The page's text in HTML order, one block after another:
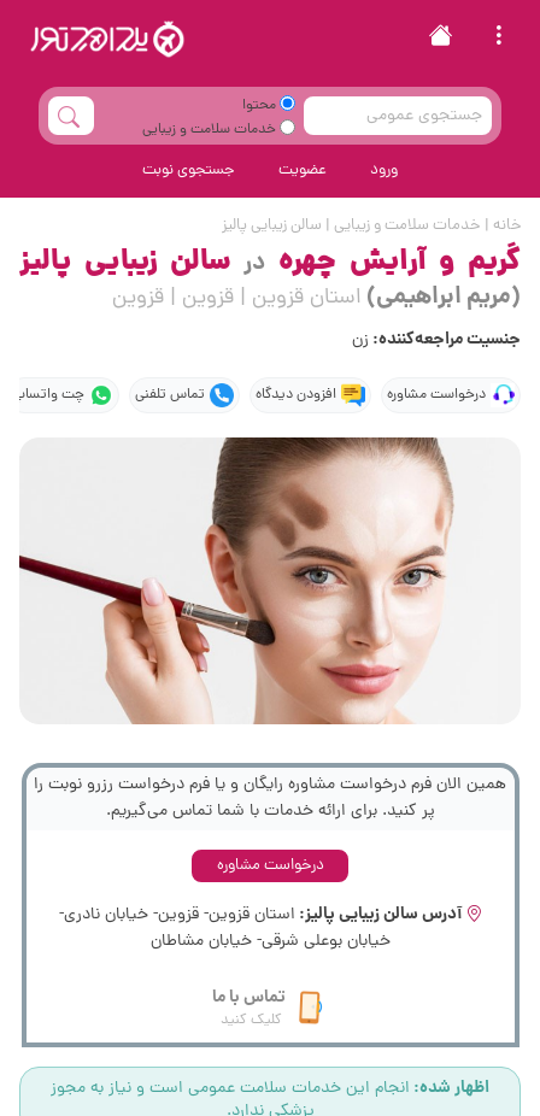
محتوا
خدمات سلامت و زیبایی
ورود عضویت جستجوی نوبت
خانه | خدمات سلامت و زیبایی | سالن زیبایی پالیز
گریم و آرایش چهره در سالن زیبایی پالیز
(مریم ابراهیمی) استان قزوین | قزوین | قزوین
جنسیت مراجعه‌کننده: زن
درخواست مشاوره افزودن دیدگاه تماس تلفنی چت واتساپ
همین الان فرم درخواست مشاوره رایگان و یا فرم درخواست رزرو نوبت را
پر کنید. برای ارائه خدمات با شما تماس می‌گیریم.
درخواست مشاوره
آدرس سالن زیبایی پالیز: استان قزوین- قزوین- خیابان نادری-
خیابان بوعلی شرقی- خیابان مشاطان
تماس با ما
کلیک کنید
اظهار شده: انجام این خدمات سلامت عمومی است و نیاز به مجوز